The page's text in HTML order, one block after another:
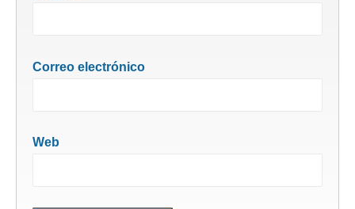
Correo electrónico
Web